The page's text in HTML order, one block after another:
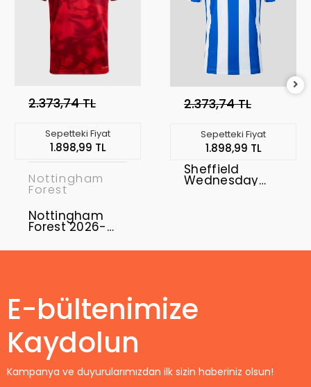
2.373,74 TL
Sepetteki Fiyat
1.898,99 TL
Nottingham
Forest
Nottingham
Forest 2026-
Home
2.373,74 TL
Sepetteki Fiyat
1.898,99 TL
Sheffield
Wednesday
E-bültenimize
Kaydolun
Kampanya ve duyurularımızdan ilk sizin haberiniz olsun!